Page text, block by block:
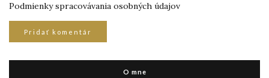
Podmienky spracovávania osobných údajov
O mne